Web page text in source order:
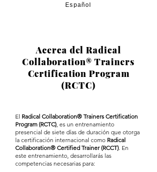
Español
Acerca del Radical
Collaboration® Trainers
Certification Program
(RCTC)
El Radical Collaboration® Trainers Certification
Program (RCTC), es un entrenamiento
presencial de siete días de duración que otorga
la certificación internacional como Radical
Collaboration® Certified Trainer (RCCT). En
este entrenamiento, desarrollarás las
competencias necesarias para: